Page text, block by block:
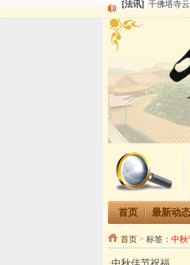
[法讯]
千佛塔寺
[法讯]
[法讯]
千佛塔寺
清明节祭
[法讯] 本寺方丈
[法讯] 2015-3-26
[法讯]
广东千佛
[法讯]
恭请海涛
[法讯] 2014年七
首页 最新动态
首页> 标签： 中秋